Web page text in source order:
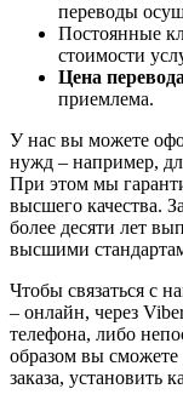
переводы
Постоянные
стоимости
Цена
приемлема.
У нас вы можете
нужд – например,
При этом мы
высшего качества.
более десяти лет
высшими
Чтобы связаться с
– онлайн, через
телефона, либо
образом вы
заказа, установить